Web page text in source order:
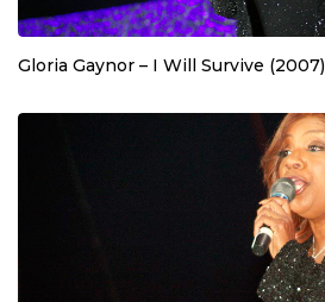
Gloria Gaynor – I Will Survive (2007)